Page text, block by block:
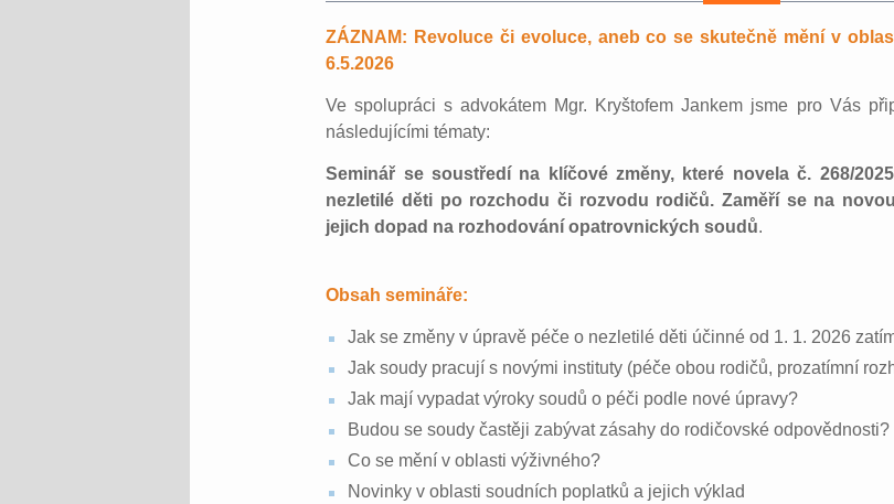
ZÁZNAM: Revoluce či evoluce, aneb co se skutečně mění v
6.5.2026
Ve spolupráci s advokátem Mgr. Kryštofem Jankem jsme pro Vás
následujícími tématy:
Seminář se soustředí na klíčové změny, které novela č. 268/
nezletilé děti po rozchodu či rozvodu rodičů. Zaměří se na
jejich dopad na rozhodování opatrovnických soudů.
Obsah semináře:
Jak se změny v úpravě péče o nezletilé děti účinné od 1. 1. 2026
Jak soudy pracují s novými instituty (péče obou rodičů, prozatímní
Jak mají vypadat výroky soudů o péči podle nové úpravy?
Budou se soudy častěji zabývat zásahy do rodičovské odpovědnosti?
Co se mění v oblasti výživného?
Novinky v oblasti soudních poplatků a jejich výklad